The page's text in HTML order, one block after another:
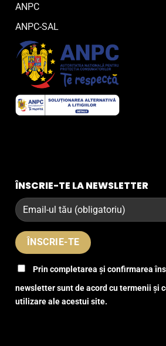
ANPC
ANPC-SAL
ÎNSCRIE-TE LA NEWSLETTER
Prin completarea și confirmarea
newsletter sunt de acord cu termenii și
utilizare ale acestui site.